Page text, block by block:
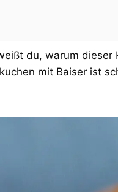
du, warum
mit Baiser ist